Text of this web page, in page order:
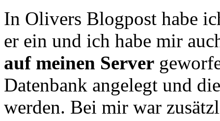
In Olivers Blogpost habe
er ein und ich habe mir
auf meinen Server
Datenbank angelegt und
werden. Bei mir war